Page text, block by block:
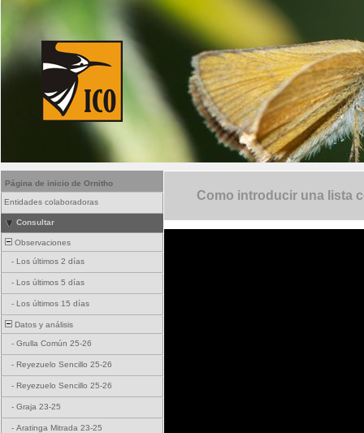
Página de inicio de Ornitho
Entidades colaboradoras
Consultar
Observaciones
- Los últimos 2 días
- Los últimos 5 días
- Los últimos 15 días
Datos y análisis
- Grulla Común 25-26
- Reyezuelo Sencillo 25-26
- Reyezuelo Sencillo 25-26
- Graja 23-25
- Aratinga Mitrada 23-25
Como introducir una lista